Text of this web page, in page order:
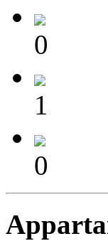
0
1
0